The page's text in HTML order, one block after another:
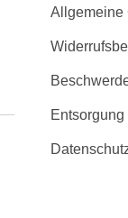
Allgemeine